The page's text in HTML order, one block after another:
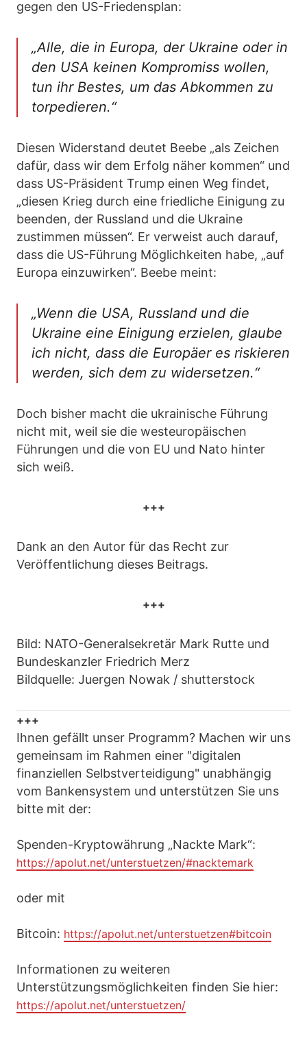
gegen den US-Friedensplan:
„Alle, die in Europa, der Ukraine oder in
den USA keinen Kompromiss wollen,
tun ihr Bestes, um das Abkommen zu
torpedieren.“
Diesen Widerstand deutet Beebe „als Zeichen
dafür, dass wir dem Erfolg näher kommen“ und
dass US-Präsident Trump einen Weg findet,
„diesen Krieg durch eine friedliche Einigung zu
beenden, der Russland und die Ukraine
zustimmen müssen“. Er verweist auch darauf,
dass die US-Führung Möglichkeiten habe, „auf
Europa einzuwirken“. Beebe meint:
„Wenn die USA, Russland und die
Ukraine eine Einigung erzielen, glaube
ich nicht, dass die Europäer es riskieren
werden, sich dem zu widersetzen.“
Doch bisher macht die ukrainische Führung
nicht mit, weil sie die westeuropäischen
Führungen und die von EU und Nato hinter
sich weiß.
+++
Dank an den Autor für das Recht zur
Veröffentlichung dieses Beitrags.
+++
Bild: NATO-Generalsekretär Mark Rutte und
Bundeskanzler Friedrich Merz
Bildquelle: Juergen Nowak / shutterstock
+++
Ihnen gefällt unser Programm? Machen wir uns
gemeinsam im Rahmen einer "digitalen
finanziellen Selbstverteidigung" unabhängig
vom Bankensystem und unterstützen Sie uns
bitte mit der:
Spenden-Kryptowährung „Nackte Mark“:
https://apolut.net/unterstuetzen/#nacktemark
oder mit
Bitcoin: https://apolut.net/unterstuetzen#bitcoin
Informationen zu weiteren
Unterstützungsmöglichkeiten finden Sie hier:
https://apolut.net/unterstuetzen/